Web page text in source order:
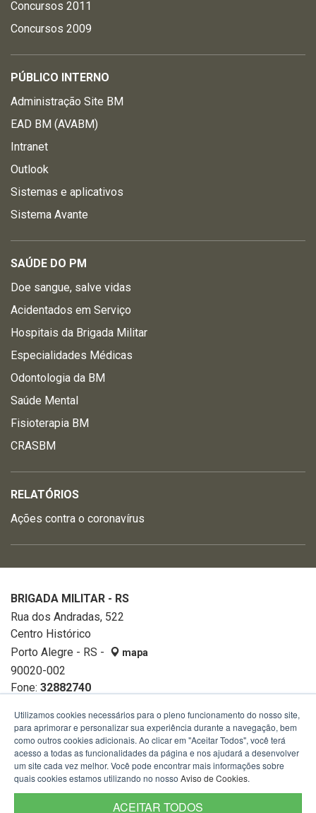
Concursos 2011
Concursos 2009
PÚBLICO INTERNO
Administração Site BM
EAD BM (AVABM)
Intranet
Outlook
Sistemas e aplicativos
Sistema Avante
SAÚDE DO PM
Doe sangue, salve vidas
Acidentados em Serviço
Hospitais da Brigada Militar
Especialidades Médicas
Odontologia da BM
Saúde Mental
Fisioterapia BM
CRASBM
RELATÓRIOS
Ações contra o coronavírus
BRIGADA MILITAR - RS
Rua dos Andradas, 522
Centro Histórico
Porto Alegre - RS -
mapa
90020-002
Fone: 32882740
Utilizamos cookies necessários para o pleno funcionamento do nosso site,
para aprimorar e personalizar sua experiência durante a navegação, bem
como outros cookies adicionais. Ao clicar em "Aceitar Todos", você terá
acesso a todas as funcionalidades da página e nos ajudará a desenvolver
um site cada vez melhor. Você pode encontrar mais informações sobre
quais cookies estamos utilizando no nosso Aviso de Cookies.
ACEITAR TODOS